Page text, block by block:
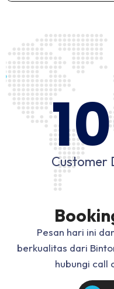
Customer
Pesan hari ini
berkualitas dari
hubungi call